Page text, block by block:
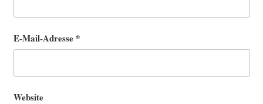
E-Mail-Adresse *
Website